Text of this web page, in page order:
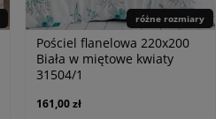
różne rozmiary
Pościel flanelowa 220x200
Biała w miętowe kwiaty
31504/1
161,00 zł